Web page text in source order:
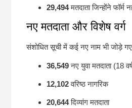
29,494मतदाता जिन्होंने फॉर्म
नए मतदाता और विशेष वर्ग
संशोधित सूची में कई नए नाम भी जोड़े
36,549नए युवा मतदाता (18
12,102वरिष्ठ नागरिक
20,644दिव्यांग मतदाता